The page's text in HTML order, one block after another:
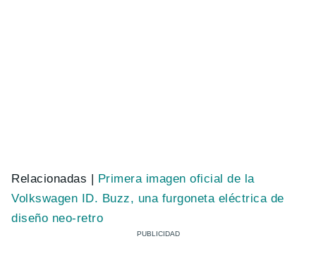
Relacionadas | Primera imagen oficial de la
Volkswagen ID. Buzz, una furgoneta eléctrica de
diseño neo-retro